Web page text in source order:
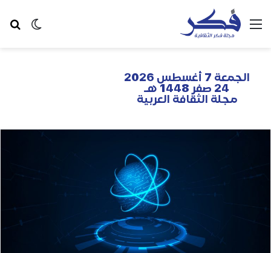
الجمعة 7 أغسطس 2026
24 صفر 1448 هـ
مجلة الثقافة العربية